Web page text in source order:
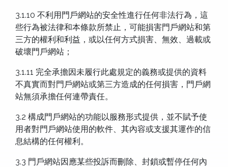
3.1.10 不利用門戶網站的安全性進行任何非法行為，這
些行為被法律和本條款所禁止，可能損害門戶網站和第
三方的權利和利益，或以任何方式損害、無效、過載或
破壞門戶網站；
3.1.11 完全承擔因未履行此處規定的義務或提供的資料
不真實而對門戶網站或第三方造成的任何損害，門戶網
站無須承擔任何連帶責任。
3.2 構成門戶網站的功能以服務形式提供，並不賦予使
用者對門戶網站使用的軟件、其內容或支援其運作的信
息結構的任何權利。
3.3 門戶網站因應某些投訴而刪除、封鎖或暫停任何內